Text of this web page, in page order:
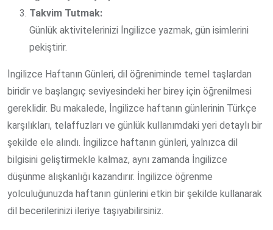
Takvim Tutmak:
Günlük aktivitelerinizi İngilizce yazmak, gün isimlerini
pekiştirir.
İngilizce Haftanın Günleri, dil öğreniminde temel taşlardan
biridir ve başlangıç seviyesindeki her birey için öğrenilmesi
gereklidir. Bu makalede, İngilizce haftanın günlerinin Türkçe
karşılıkları, telaffuzları ve günlük kullanımdaki yeri detaylı bir
şekilde ele alındı. İngilizce haftanın günleri, yalnızca dil
bilgisini geliştirmekle kalmaz, aynı zamanda İngilizce
düşünme alışkanlığı kazandırır. İngilizce öğrenme
yolculuğunuzda haftanın günlerini etkin bir şekilde kullanarak
dil becerilerinizi ileriye taşıyabilirsiniz.